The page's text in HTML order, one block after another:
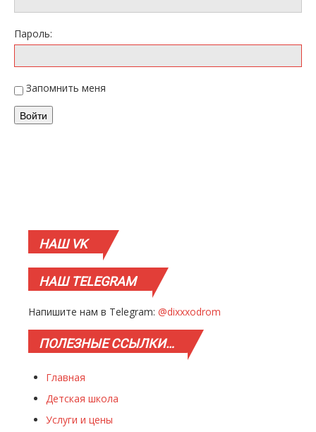
Пароль:
Запомнить меня
Войти
НАШVK
НАШTELEGRAM
Напишите нам в Telegram: @dixxxodrom
ПОЛЕЗНЫЕССЫЛКИ…
Главная
Детская школа
Услуги и цены